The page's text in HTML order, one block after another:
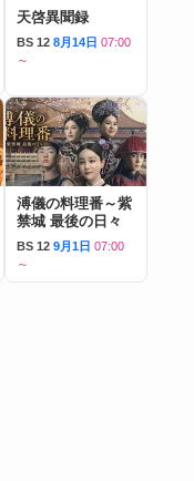
天啓異聞録
BS 12 8月14日 07:00
～
溥儀の料理番～紫
禁城 最後の日々
BS 12 9月1日 07:00
～